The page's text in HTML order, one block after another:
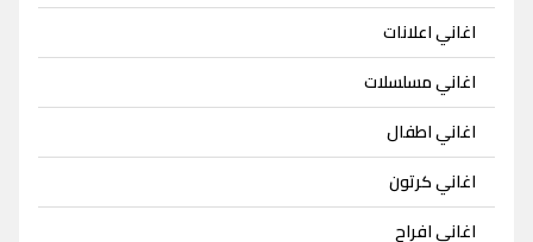
اغاني اعلانات
اغاني مسلسلات
اغاني اطفال
اغاني كرتون
اغاني افراح